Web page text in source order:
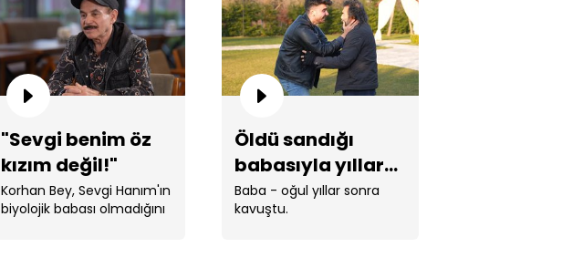
9 yıldır görmediği babasını
affetmedi!
Ahu Sungur, gerçekler karşısında
"Sevgi benim öz
kızım değil!"
Korhan Bey, Sevgi Hanım'ın
biyolojik babası olmadığını
Öldü sandığı
babasıyla yıllar
sonra kavuştu!
Baba - oğul yıllar sonra
kavuştu.